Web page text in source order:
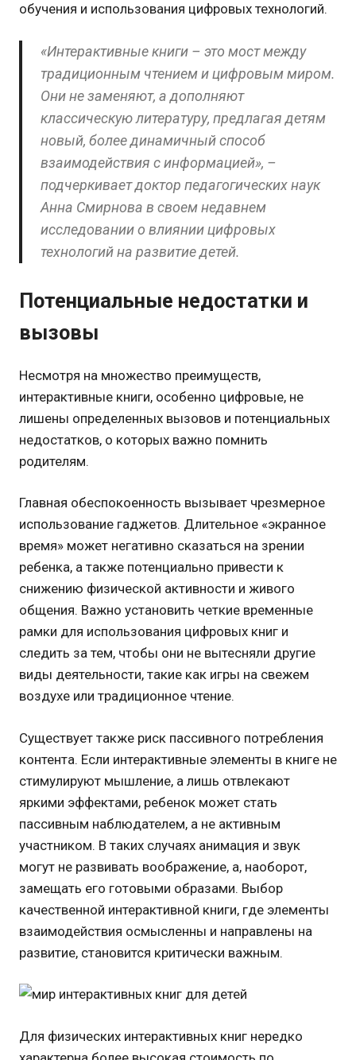
обучения и использования цифровых технологий.
«Интерактивные книги – это мост между
традиционным чтением и цифровым миром.
Они не заменяют, а дополняют
классическую литературу, предлагая детям
новый, более динамичный способ
взаимодействия с информацией», –
подчеркивает доктор педагогических наук
Анна Смирнова в своем недавнем
исследовании о влиянии цифровых
технологий на развитие детей.
Потенциальные недостатки и
вызовы
Несмотря на множество преимуществ,
интерактивные книги, особенно цифровые, не
лишены определенных вызовов и потенциальных
недостатков, о которых важно помнить
родителям.
Главная обеспокоенность вызывает чрезмерное
использование гаджетов. Длительное «экранное
время» может негативно сказаться на зрении
ребенка, а также потенциально привести к
снижению физической активности и живого
общения. Важно установить четкие временные
рамки для использования цифровых книг и
следить за тем, чтобы они не вытесняли другие
виды деятельности, такие как игры на свежем
воздухе или традиционное чтение.
Существует также риск пассивного потребления
контента. Если интерактивные элементы в книге не
стимулируют мышление, а лишь отвлекают
яркими эффектами, ребенок может стать
пассивным наблюдателем, а не активным
участником. В таких случаях анимация и звук
могут не развивать воображение, а, наоборот,
замещать его готовыми образами. Выбор
качественной интерактивной книги, где элементы
взаимодействия осмысленны и направлены на
развитие, становится критически важным.
Для физических интерактивных книг нередко